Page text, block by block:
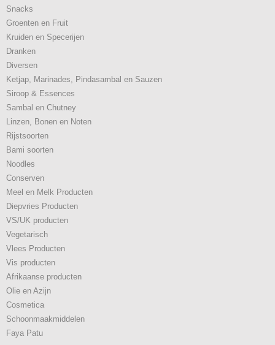
Snacks
Groenten en Fruit
Kruiden en Specerijen
Dranken
Diversen
Ketjap, Marinades, Pindasambal en Sauzen
Siroop & Essences
Sambal en Chutney
Linzen, Bonen en Noten
Rijstsoorten
Bami soorten
Noodles
Conserven
Meel en Melk Producten
Diepvries Producten
VS/UK producten
Vegetarisch
Vlees Producten
Vis producten
Afrikaanse producten
Olie en Azijn
Cosmetica
Schoonmaakmiddelen
Faya Patu